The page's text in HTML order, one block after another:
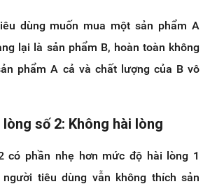
dùng muốn mua một sản phẩm A
lại là sản phẩm B, hoàn toàn không
phẩm A cả và chất lượng của B vô
số 2: Không hài lòng
có phần nhẹ hơn mức độ hài lòng 1
tiêu dùng vẫn không thích sản